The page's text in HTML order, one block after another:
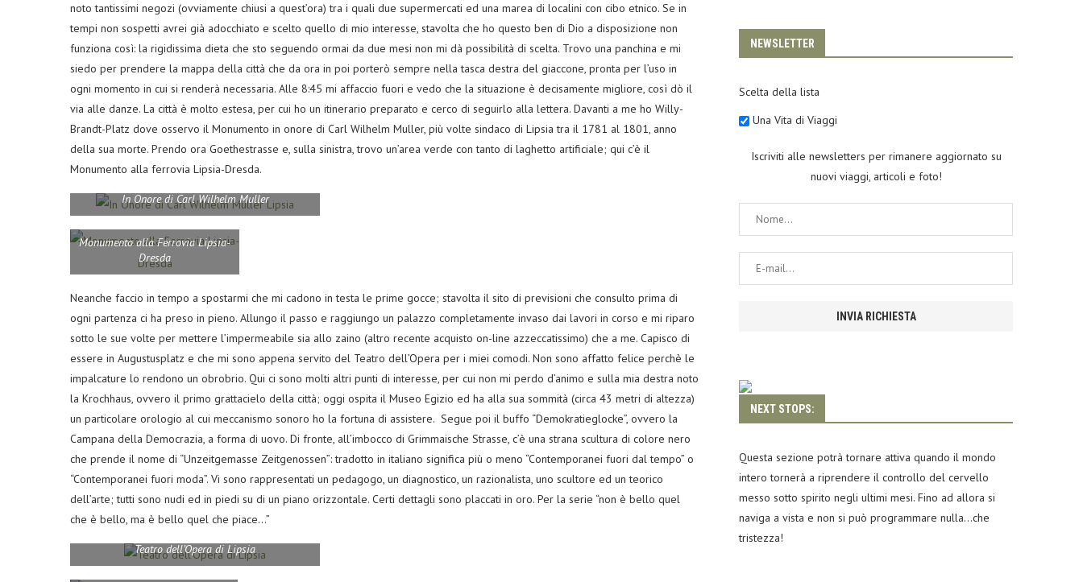
noto tantissimi negozi (ovviamente chiusi a quest’ora) tra i quali due supermercati ed una marea di localini con cibo etnico. Se in
tempi non sospetti avrei già adocchiato e scelto quello di mio interesse, stavolta che ho questo ben di Dio a disposizione non
funziona così: la rigidissima dieta che sto seguendo ormai da due mesi non mi dà possibilità di scelta. Trovo una panchina e mi
siedo per prendere la mappa della città che da ora in poi porterò sempre nella tasca destra del giaccone, pronta per l’uso in
ogni momento in cui si renderà necessaria. Alle 8:45 mi affaccio fuori e vedo che la situazione è decisamente migliore, così dò il
via alle danze. La città è molto estesa, per cui ho un itinerario preparato e cerco di seguirlo alla lettera. Davanti a me ho Willy-
Brandt-Platz dove osservo il Monumento in onore di Carl Wilhelm Muller, più volte sindaco di Lipsia tra il 1781 al 1801, anno
della sua morte. Prendo ora Goethestrasse e, sulla sinistra, trovo un’area verde con tanto di laghetto artificiale; qui c’è il
Monumento alla ferrovia Lipsia-Dresda.
In Onore di Carl Wilhelm Muller
Monumento alla Ferrovia Lipsia-
Dresda
Neanche faccio in tempo a spostarmi che mi cadono in testa le prime gocce; stavolta il sito di previsioni che consulto prima di
ogni partenza ci ha preso in pieno. Allungo il passo e raggiungo un palazzo completamente invaso dai lavori in corso e mi riparo
sotto le sue volte per mettere l’impermeabile sia allo zaino (altro recente acquisto on-line azzeccatissimo) che a me. Capisco di
essere in Augustusplatz e che mi sono appena servito del Teatro dell’Opera per i miei comodi. Non sono affatto felice perchè le
impalcature lo rendono un obrobrio. Qui ci sono molti altri punti di interesse, per cui non mi perdo d’animo e sulla mia destra noto
la Krochhaus, ovvero il primo grattacielo della città; oggi ospita il Museo Egizio ed ha alla sua sommità (circa 43 metri di altezza)
un particolare orologio al cui meccanismo sonoro ho la fortuna di assistere. Segue poi il buffo “Demokratieglocke”, ovvero la
Campana della Democrazia, a forma di uovo. Di fronte, all’imbocco di Grimmaische Strasse, c’è una strana scultura di colore nero
che prende il nome di “Unzeitgemasse Zeitgenossen”: tradotto in italiano significa più o meno “Contemporanei fuori dal tempo” o
“Contemporanei fuori moda”. Vi sono rappresentati un pedagogo, un diagnostico, un razionalista, uno scultore ed un teorico
dell’arte; tutti sono nudi ed in piedi su di un piano orizzontale. Certi dettagli sono placcati in oro. Per la serie “non è bello quel
che è bello, ma è bello quel che piace…”
Teatro dell’Opera di Lipsia
NEWSLETTER
Scelta della lista
Una Vita di Viaggi
Iscriviti alle newsletters per rimanere aggiornato su
nuovi viaggi, articoli e foto!
NEXT STOPS:
Questa sezione potrà tornare attiva quando il mondo
intero tornerà a riprendere il controllo del cervello
messo sotto spirito negli ultimi mesi. Fino ad allora si
naviga a vista e non si può programmare nulla…che
tristezza!